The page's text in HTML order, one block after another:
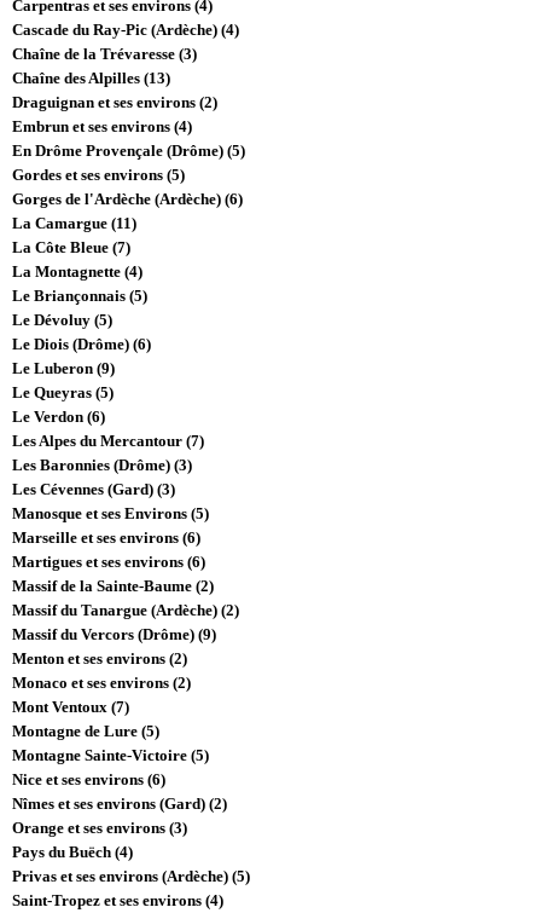
Carpentras et ses environs (4)
Cascade du Ray-Pic (Ardèche) (4)
Chaîne de la Trévaresse (3)
Chaîne des Alpilles (13)
Draguignan et ses environs (2)
Embrun et ses environs (4)
En Drôme Provençale (Drôme) (5)
Gordes et ses environs (5)
Gorges de l'Ardèche (Ardèche) (6)
La Camargue (11)
La Côte Bleue (7)
La Montagnette (4)
Le Briançonnais (5)
Le Dévoluy (5)
Le Diois (Drôme) (6)
Le Luberon (9)
Le Queyras (5)
Le Verdon (6)
Les Alpes du Mercantour (7)
Les Baronnies (Drôme) (3)
Les Cévennes (Gard) (3)
Manosque et ses Environs (5)
Marseille et ses environs (6)
Martigues et ses environs (6)
Massif de la Sainte-Baume (2)
Massif du Tanargue (Ardèche) (2)
Massif du Vercors (Drôme) (9)
Menton et ses environs (2)
Monaco et ses environs (2)
Mont Ventoux (7)
Montagne de Lure (5)
Montagne Sainte-Victoire (5)
Nice et ses environs (6)
Nîmes et ses environs (Gard) (2)
Orange et ses environs (3)
Pays du Buëch (4)
Privas et ses environs (Ardèche) (5)
Saint-Tropez et ses environs (4)